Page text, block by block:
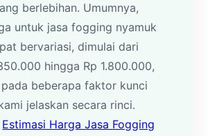
berlebihan. Umumnya,
untuk jasa fogging nyamuk
bervariasi, dimulai dari
hingga Rp 1.800.000,
beberapa faktor kunci
jelaskan secara rinci.
Estimasi Harga Jasa Fogging